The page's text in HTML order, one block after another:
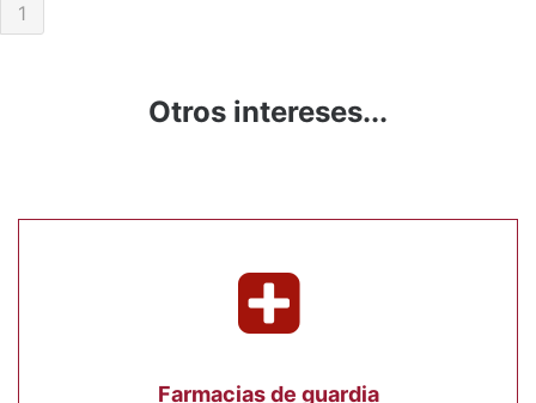
1
Otros intereses...
Farmacias de guardia